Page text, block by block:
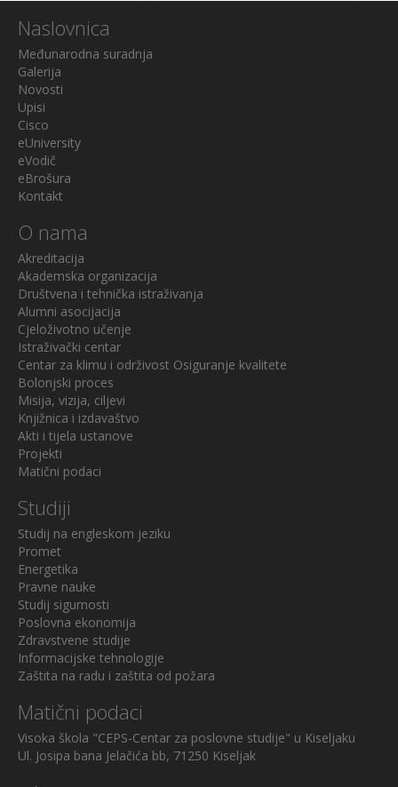
Naslovnica
Međunarodna suradnja
Galerija
Novosti
Upisi
Cisco
eUniversity
eVodič
eBrošura
Kontakt
O nama
Akreditacija
Akademska organizacija
Društvena i tehnička istraživanja
Alumni asocijacija
Cjeloživotno učenje
Istraživački centar
Centar za klimu i održivost Osiguranje kvalitete
Bolonjski proces
Misija, vizija, ciljevi
Knjižnica i izdavaštvo
Akti i tijela ustanove
Projekti
Matični podaci
Studiji
Studij na engleskom jeziku
Promet
Energetika
Pravne nauke
Studij sigurnosti
Poslovna ekonomija
Zdravstvene studije
Informacijske tehnologije
Zaštita na radu i zaštita od požara
Matični podaci
Visoka škola "CEPS-Centar za poslovne studije" u Kiseljaku
Ul. Josipa bana Jelačića bb, 71250 Kiseljak